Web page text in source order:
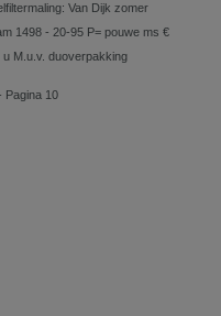
Van Dijk zomer
1498 - 20-95 P= pouwe ms €
u M.u.v. duoverpakking
Pagina 10